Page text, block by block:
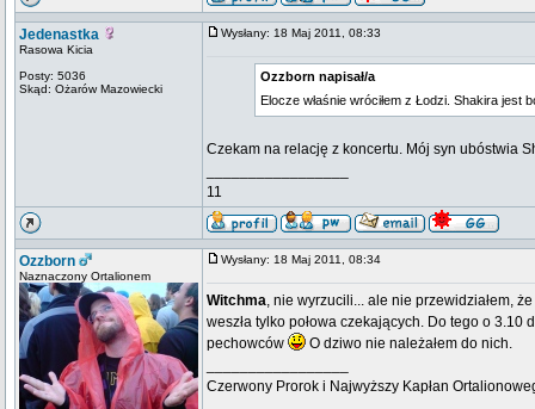
Jedenastka
Rasowa Kicia
Posty: 5036
Skąd: Ożarów Mazowiecki
Wysłany: 18 Maj 2011, 08:33
Ozzborn napisał/a
Elocze właśnie wróciłem z Łodzi. Shakira jest
Czekam na relację z koncertu. Mój syn ubóstwia
11
Ozzborn
Naznaczony Ortalionem
Wysłany: 18 Maj 2011, 08:34
Witchma, nie wyrzucili... ale nie przewidziałem,
weszła tylko połowa czekających. Do tego o
pechowców
O dziwo nie należałem do nich.
Czerwony Prorok i Najwyższy Kapłan